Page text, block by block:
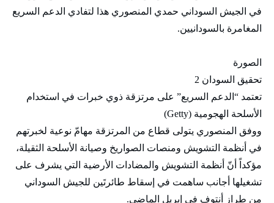
في الجيش السوداني حمدي المنصوري هذا لتفادي الدعم السريع
المغامرة بالسودانيين.
الصورة
تحقيق السودان 2
تعتمد “الدعم السريع” على مرتزقة ذوي خبرات في استخدام
الأسلحة الهجومية (Getty)
ووفق المنصوري يتولى قطاع من المرتزقة مهامّ نوعية لخبرتهم
في أنظمة التشويش ومنصات الصواريخ وصيانة الأسلحة الثقيلة،
مؤكداً أنّ أنظمة التشويش والمضادات الأرضية التي يشرف على
تشغيلها أجانب ساهمت في إسقاط طائرتَين للجيش السوداني
من طراز أنتوف في إبريل الماضي.